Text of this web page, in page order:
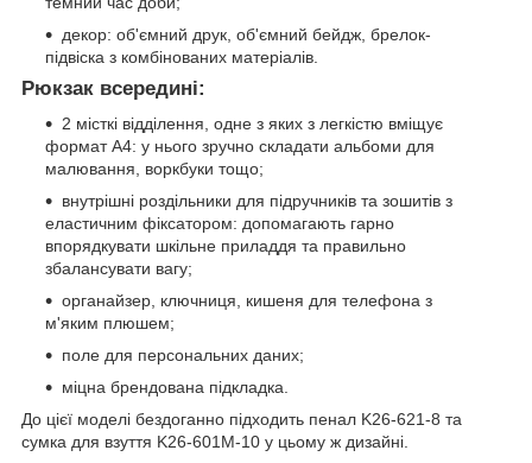
декор: об'ємний друк, об'ємний бейдж, брелок-
підвіска з комбінованих матеріалів.
Рюкзак всередині:
2 місткі відділення, одне з яких з легкістю вміщує
формат А4: у нього зручно складати альбоми для
малювання, воркбуки тощо;
внутрішні роздільники для підручників та зошитів з
еластичним фіксатором: допомагають гарно
впорядкувати шкільне приладдя та правильно
збалансувати вагу;
органайзер, ключниця, кишеня для телефона з
м'яким плюшем;
поле для персональних даних;
міцна брендована підкладка.
До цієї моделі бездоганно підходить пенал K26-621-8 та
сумка для взуття K26-601M-10 у цьому ж дизайні.